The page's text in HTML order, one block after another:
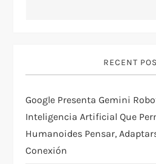
i
o
RECENT
Google Presenta Gemini
Inteligencia Artificial Que
Humanoides Pensar,
Conexión